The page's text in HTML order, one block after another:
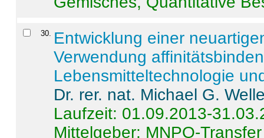
30. Entwicklung einer
Verwendung
Lebensmitteltechnologie
Dr. rer. nat. Michael G.
Laufzeit: 01.09.2013-
Mittelgeber: MNPQ-Transfer